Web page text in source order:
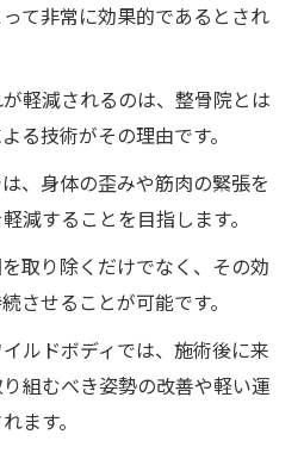
て非常に効果的であるとされ
軽減されるのは、整骨院とは
る技術がその理由です。
、身体の歪みや筋肉の緊張を
減することを目指します。
取り除くだけでなく、その効
させることが可能です。
ルドボディでは、施術後に来
組むべき姿勢の改善や軽い運
ます。